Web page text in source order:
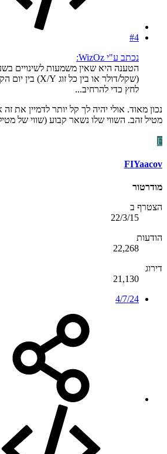
#4
נכתב ע"י WizOz:
הטענה היא שאין משמעות לשינויים
(שקל/דולר או בין כל זוג X/Y) בין יום הקניה ליום המכירה?
לחץ כדי להרחיב...
נכון מאוד. אולי יהיה לך קל יותר לדמיין את
מטיל זהב. השווי שלו נשאר קבוע (שווי של
F
FIYaacov
מודרטור
הצטרף ב
22/3/15
הודעות
22,268
דירוג
21,130
4/7/24